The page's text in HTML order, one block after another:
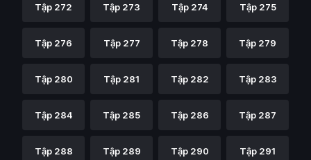
Tập 272 Tập 273 Tập 274 Tập 275
Tập 276 Tập 277 Tập 278 Tập 279
Tập 280 Tập 281 Tập 282 Tập 283
Tập 284 Tập 285 Tập 286 Tập 287
Tập 288 Tập 289 Tập 290 Tập 291